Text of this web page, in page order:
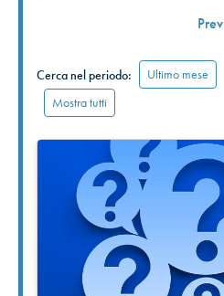
Prev
Cerca nel periodo: Ultimo mese
Mostra tutti